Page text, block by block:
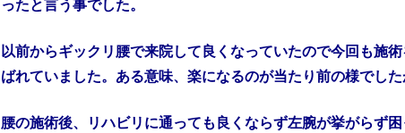
ったと言う事でした。
以前からギックリ腰で来院して良くなっていたので今回も施
ばれていました。ある意味、楽になるのが当たり前の様でした
腰の施術後、リハビリに通っても良くならず左腕が挙がらず